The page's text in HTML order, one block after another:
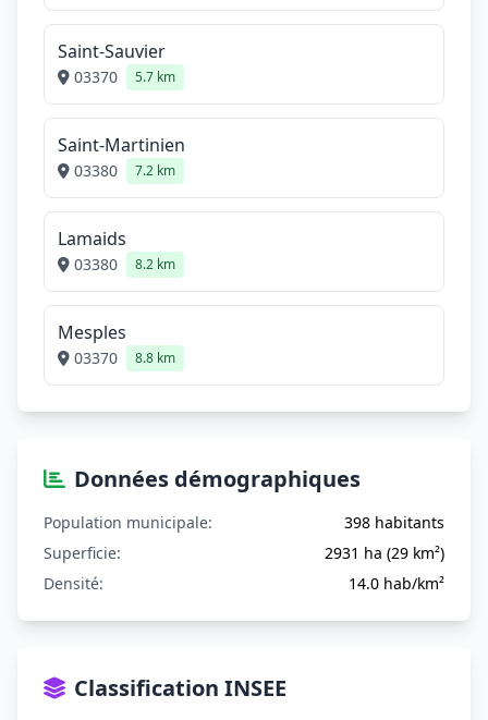
Saint-Sauvier
03370 5.7 km
Saint-Martinien
03380 7.2 km
Lamaids
03380 8.2 km
Mesples
03370 8.8 km
Données démographiques
Population municipale:
398 habitants
Superficie:
2931 ha (29 km²)
Densité:
14.0 hab/km²
Classification INSEE